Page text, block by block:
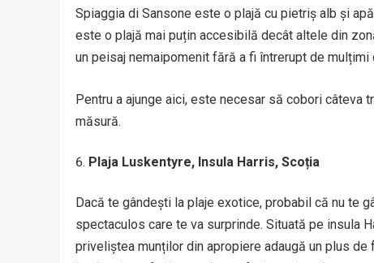
Spiaggia di Sansone este o plajă cu pietriș alb și
este o plajă mai puțin accesibilă decât altele din
un peisaj nemaipomenit fără a fi întrerupt de mulțimi
Pentru a ajunge aici, este necesar să cobori câteva
măsură.
Plaja Luskentyre, Insula Harris, Scoția
Dacă te gândești la plaje exotice, probabil că nu te
spectaculos care te va surprinde. Situată pe insula
priveliștea munților din apropiere adaugă un plus